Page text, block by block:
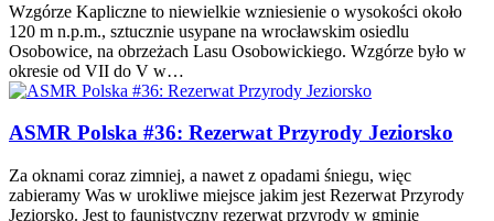
Wzgórze Kapliczne to niewielkie wzniesienie o wysokości około
120 m n.p.m., sztucznie usypane na wrocławskim osiedlu
Osobowice, na obrzeżach Lasu Osobowickiego. Wzgórze było w
okresie od VII do V w…
ASMR Polska #36: Rezerwat Przyrody Jeziorsko
Za oknami coraz zimniej, a nawet z opadami śniegu, więc
zabieramy Was w urokliwe miejsce jakim jest Rezerwat Przyrody
Jeziorsko. Jest to faunistyczny rezerwat przyrody w gminie